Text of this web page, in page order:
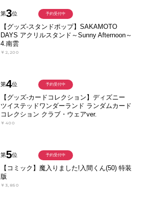
第3位
【グッズ-スタンドポップ】SAKAMOTO
DAYS アクリルスタンド～Sunny Afternoon～
4.南雲
￥2,200
予約受付中
第4位
【グッズ-カードコレクション】ディズニー
ツイステッドワンダーランド ランダムカード
コレクション クラブ・ウェアver.
￥400
予約受付中
第5位
【コミック】魔入りました!入間くん(50) 特装
版
￥3,850
予約受付中